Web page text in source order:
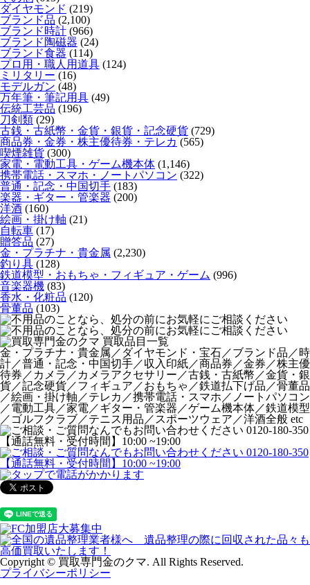
ダイヤモンド (219)
ブランド品 (2,100)
ブランド時計 (966)
ブランド陶磁器 (24)
ブランド食器 (114)
プロ用・職人用道具 (124)
ミリタリー (16)
モデルガン (48)
万年筆・筆記用具 (49)
伝統工芸品 (196)
刀剣類 (29)
古銭・古紙幣・金貨・銀貨・記念硬貨 (729)
商品券・金券・株主優待券・テレカ (565)
喫煙雑貨 (300)
家電・電動工具・ゲーム機本体 (1,146)
携帯電話・スマホ・ノートパソコン (322)
普通・記念・中国切手 (183)
楽器・ギター・管楽器 (200)
洋酒 (160)
絵画・掛け軸 (21)
自転車 (17)
贈答品 (27)
金・プラチナ・貴金属 (2,230)
釣り具 (128)
鉄道模型・おもちゃ・フィギュア・ゲーム (996)
音楽器機 (83)
香水・化粧品 (120)
骨董品 (103)
金・プラチナ・貴金属／ダイヤモンド・宝石／ブランド品／時
計／普通・記念・中国切手／収入印紙／商品券／金券／株主優
待券／カメラ／カメラアクセサリー／古銭・古紙幣／金貨・銀
貨／記念硬貨／フィギュア／おもちゃ／鉄道払下げ品／骨董品
／絵画・掛け軸／テレカ／携帯電話・スマホ／ノートパソコン
／電動工具／家電／ギター・管楽器／ゲーム機本体／鉄道模型
／ゴルフクラブ／テニス用品／スポーツウェア／洋酒全般 etc
Copyright © 買取専門金のクマ. All Rights Reserved.
プライバシーポリシー